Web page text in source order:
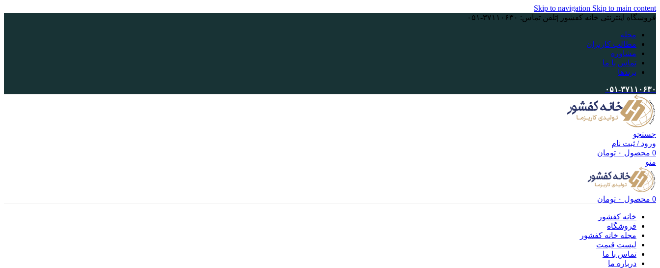
Skip to navigation Skip to main content
فروشگاه اینترنتی خانه کفشور |تلفن تماس: ۳۷۱۱۰۶۳۰-۰۵۱
مجله
مطالب کاربران
مشاوره
تماس با ما
برندها
۰۵۱-۳۷۱۱۰۶۳۰
جستجو
ورود / ثبت نام
0 محصول ۰ تومان
منو
0 محصول ۰ تومان
خانه کفشور
فروشگاه
مجله خانه کفشور
لیست قیمت
تماس با ما
درباره ما